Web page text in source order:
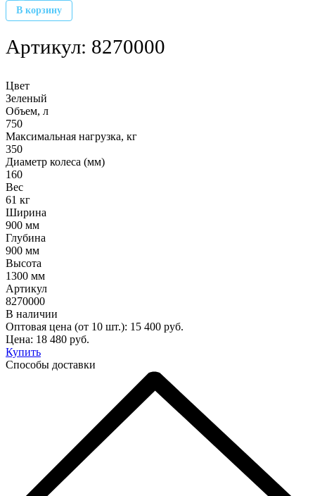
В корзину
Артикул: 8270000
Цвет
Зеленый
Объем, л
750
Максимальная нагрузка, кг
350
Диаметр колеса (мм)
160
Вес
61 кг
Ширина
900 мм
Глубина
900 мм
Высота
1300 мм
Артикул
8270000
В наличии
Оптовая цена (от 10 шт.): 15 400 руб.
Цена: 18 480 руб.
Купить
Способы доставки